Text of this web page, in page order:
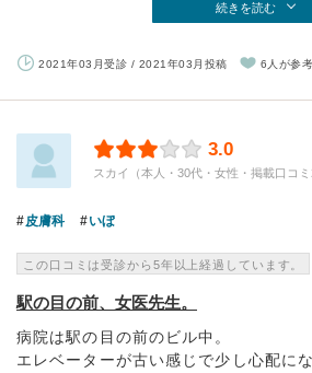
続きを読む
2021年03月受診 / 2021年03月投稿 6人が参
3.0
スカイ（本人・30代・女性・掲載口コミ
皮膚科 いぼ
この口コミは受診から5年以上経過しています。
駅の目の前、女医先生。
病院は駅の目の前のビル中。
エレベーターが古い感じで少し心配にな